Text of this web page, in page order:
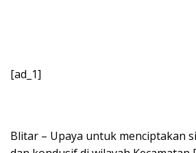
[ad_1]
Blitar – Upaya untuk menciptakan